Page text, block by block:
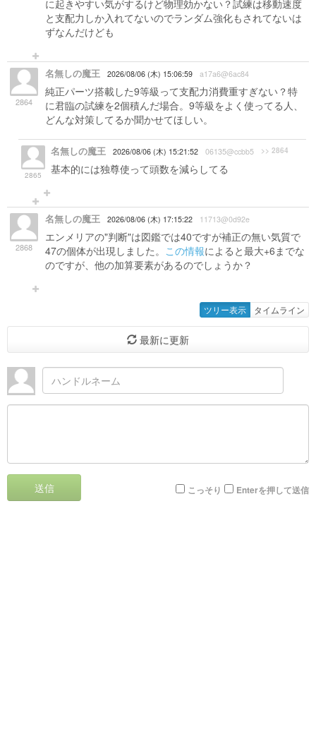
に起きやすい気がするけど物理効かない？試練は移動速度
と支配力しか入れてないのでランダム強化もされてないは
ずなんだけども
2864
名無しの魔王 2026/08/06 (木) 15:06:59 a17a6@6ac84
純正パーツ搭載した9等級って支配力消費重すぎない？特
に君臨の試練を2個積んだ場合。9等級をよく使ってる人、
どんな対策してるか聞かせてほしい。
2865
名無しの魔王 2026/08/06 (木) 15:21:52 06135@ccbb5 >> 2864
基本的には独尊使って頭数を減らしてる
2868
名無しの魔王 2026/08/06 (木) 17:15:22 11713@0d92e
エンメリアの"判断"は図鑑では40ですが補正の無い気質で
47の個体が出現しました。 この情報によると最大+6までな
のですが、他の加算要素があるのでしょうか？
ツリー表示 タイムライン
最新に更新
送信 こっそり Enterを押して送信